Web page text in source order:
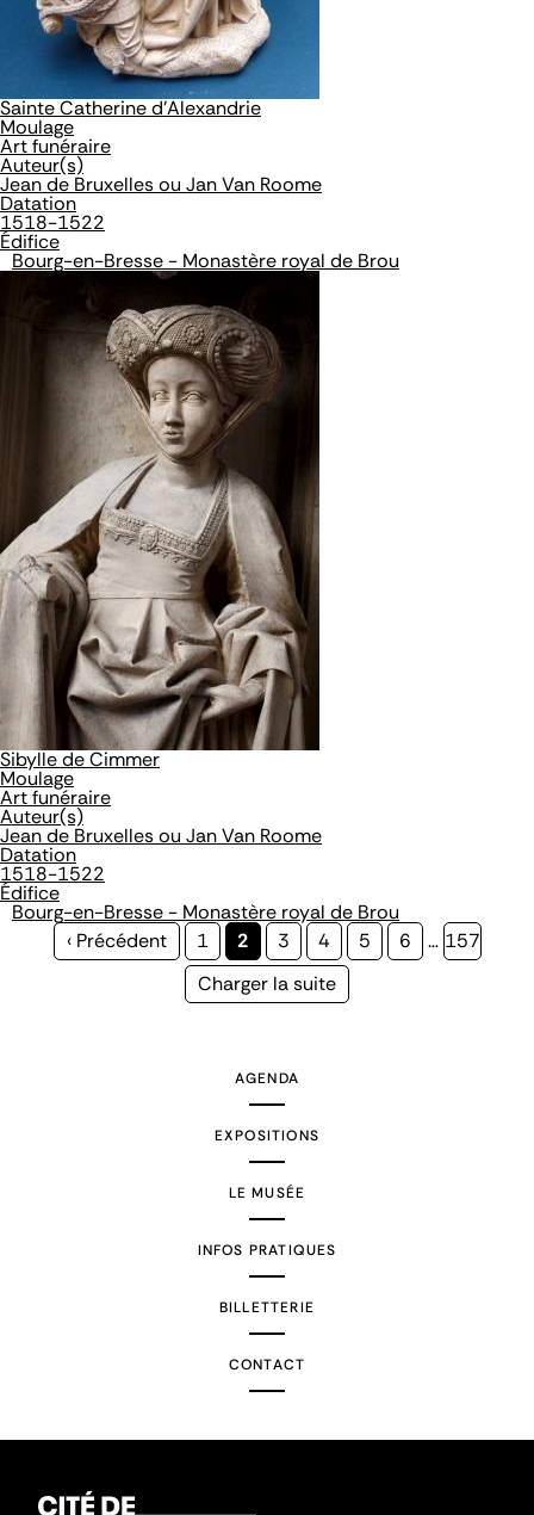
Sainte Catherine d'Alexandrie
Moulage
Art funéraire
Auteur(s)
Jean de Bruxelles ou Jan Van Roome
Datation
1518-1522
Édifice
Bourg-en-Bresse - Monastère royal de Brou
Sibylle de Cimmer
Moulage
Art funéraire
Auteur(s)
Jean de Bruxelles ou Jan Van Roome
Datation
1518-1522
Édifice
Bourg-en-Bresse - Monastère royal de Brou
Page
‹ Précédent Page
1
Page
courante
2 Page
3 Page
4 Page
5 Page
6 … Page
157
Page
Charger la suite
AGENDA
EXPOSITIONS
LE MUSÉE
INFOS PRATIQUES
BILLETTERIE
CONTACT